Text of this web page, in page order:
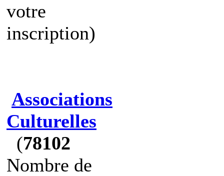
votre
inscription)
Associations
Culturelles
(78102
Nombre de